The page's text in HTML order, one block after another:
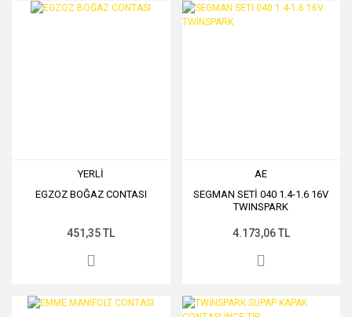
YERLİ
EGZOZ BOĞAZ CONTASI
451,35 TL
AE
SEGMAN SETİ 040 1.4-1.6 16V
TWINSPARK
4.173,06 TL